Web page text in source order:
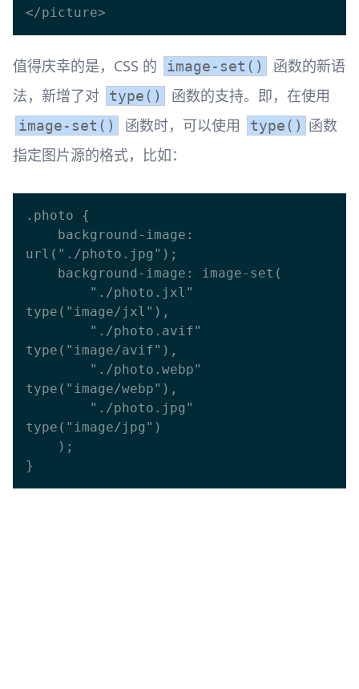
值得庆幸的是，CSS 的 image-set()
函数的新语
法，新增了对
type() 函数的支持。即，在使用
image-set() 函数时，可以使用 type() 函数
指定图片源的格式，比如：
.photo {
url("./photo.jpg");
type("image/jxl"),
type("image/avif"),
type("image/webp"),
type("image/jpg")